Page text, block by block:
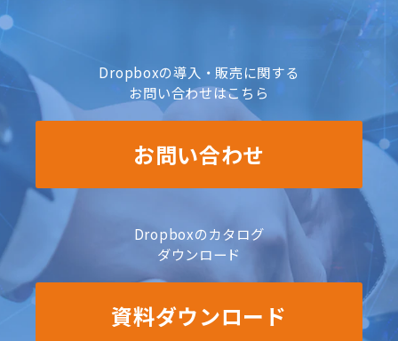
Dropboxの導入・販売に関する
お問い合わせはこちら
お問い合わせ
Dropboxのカタログ
ダウンロード
資料ダウンロード